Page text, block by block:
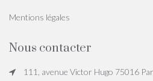
Mentions légales
Nous contacter
111, avenue Victor Hugo 75016